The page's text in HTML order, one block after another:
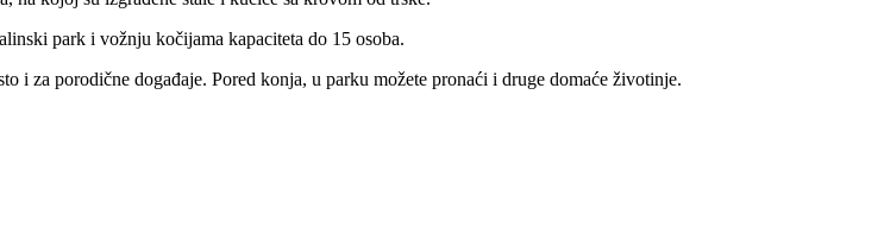
park i vožnju kočijama kapaciteta do 15 osoba.
i za porodične događaje. Pored konja, u parku možete pronaći i druge domaće životinje.